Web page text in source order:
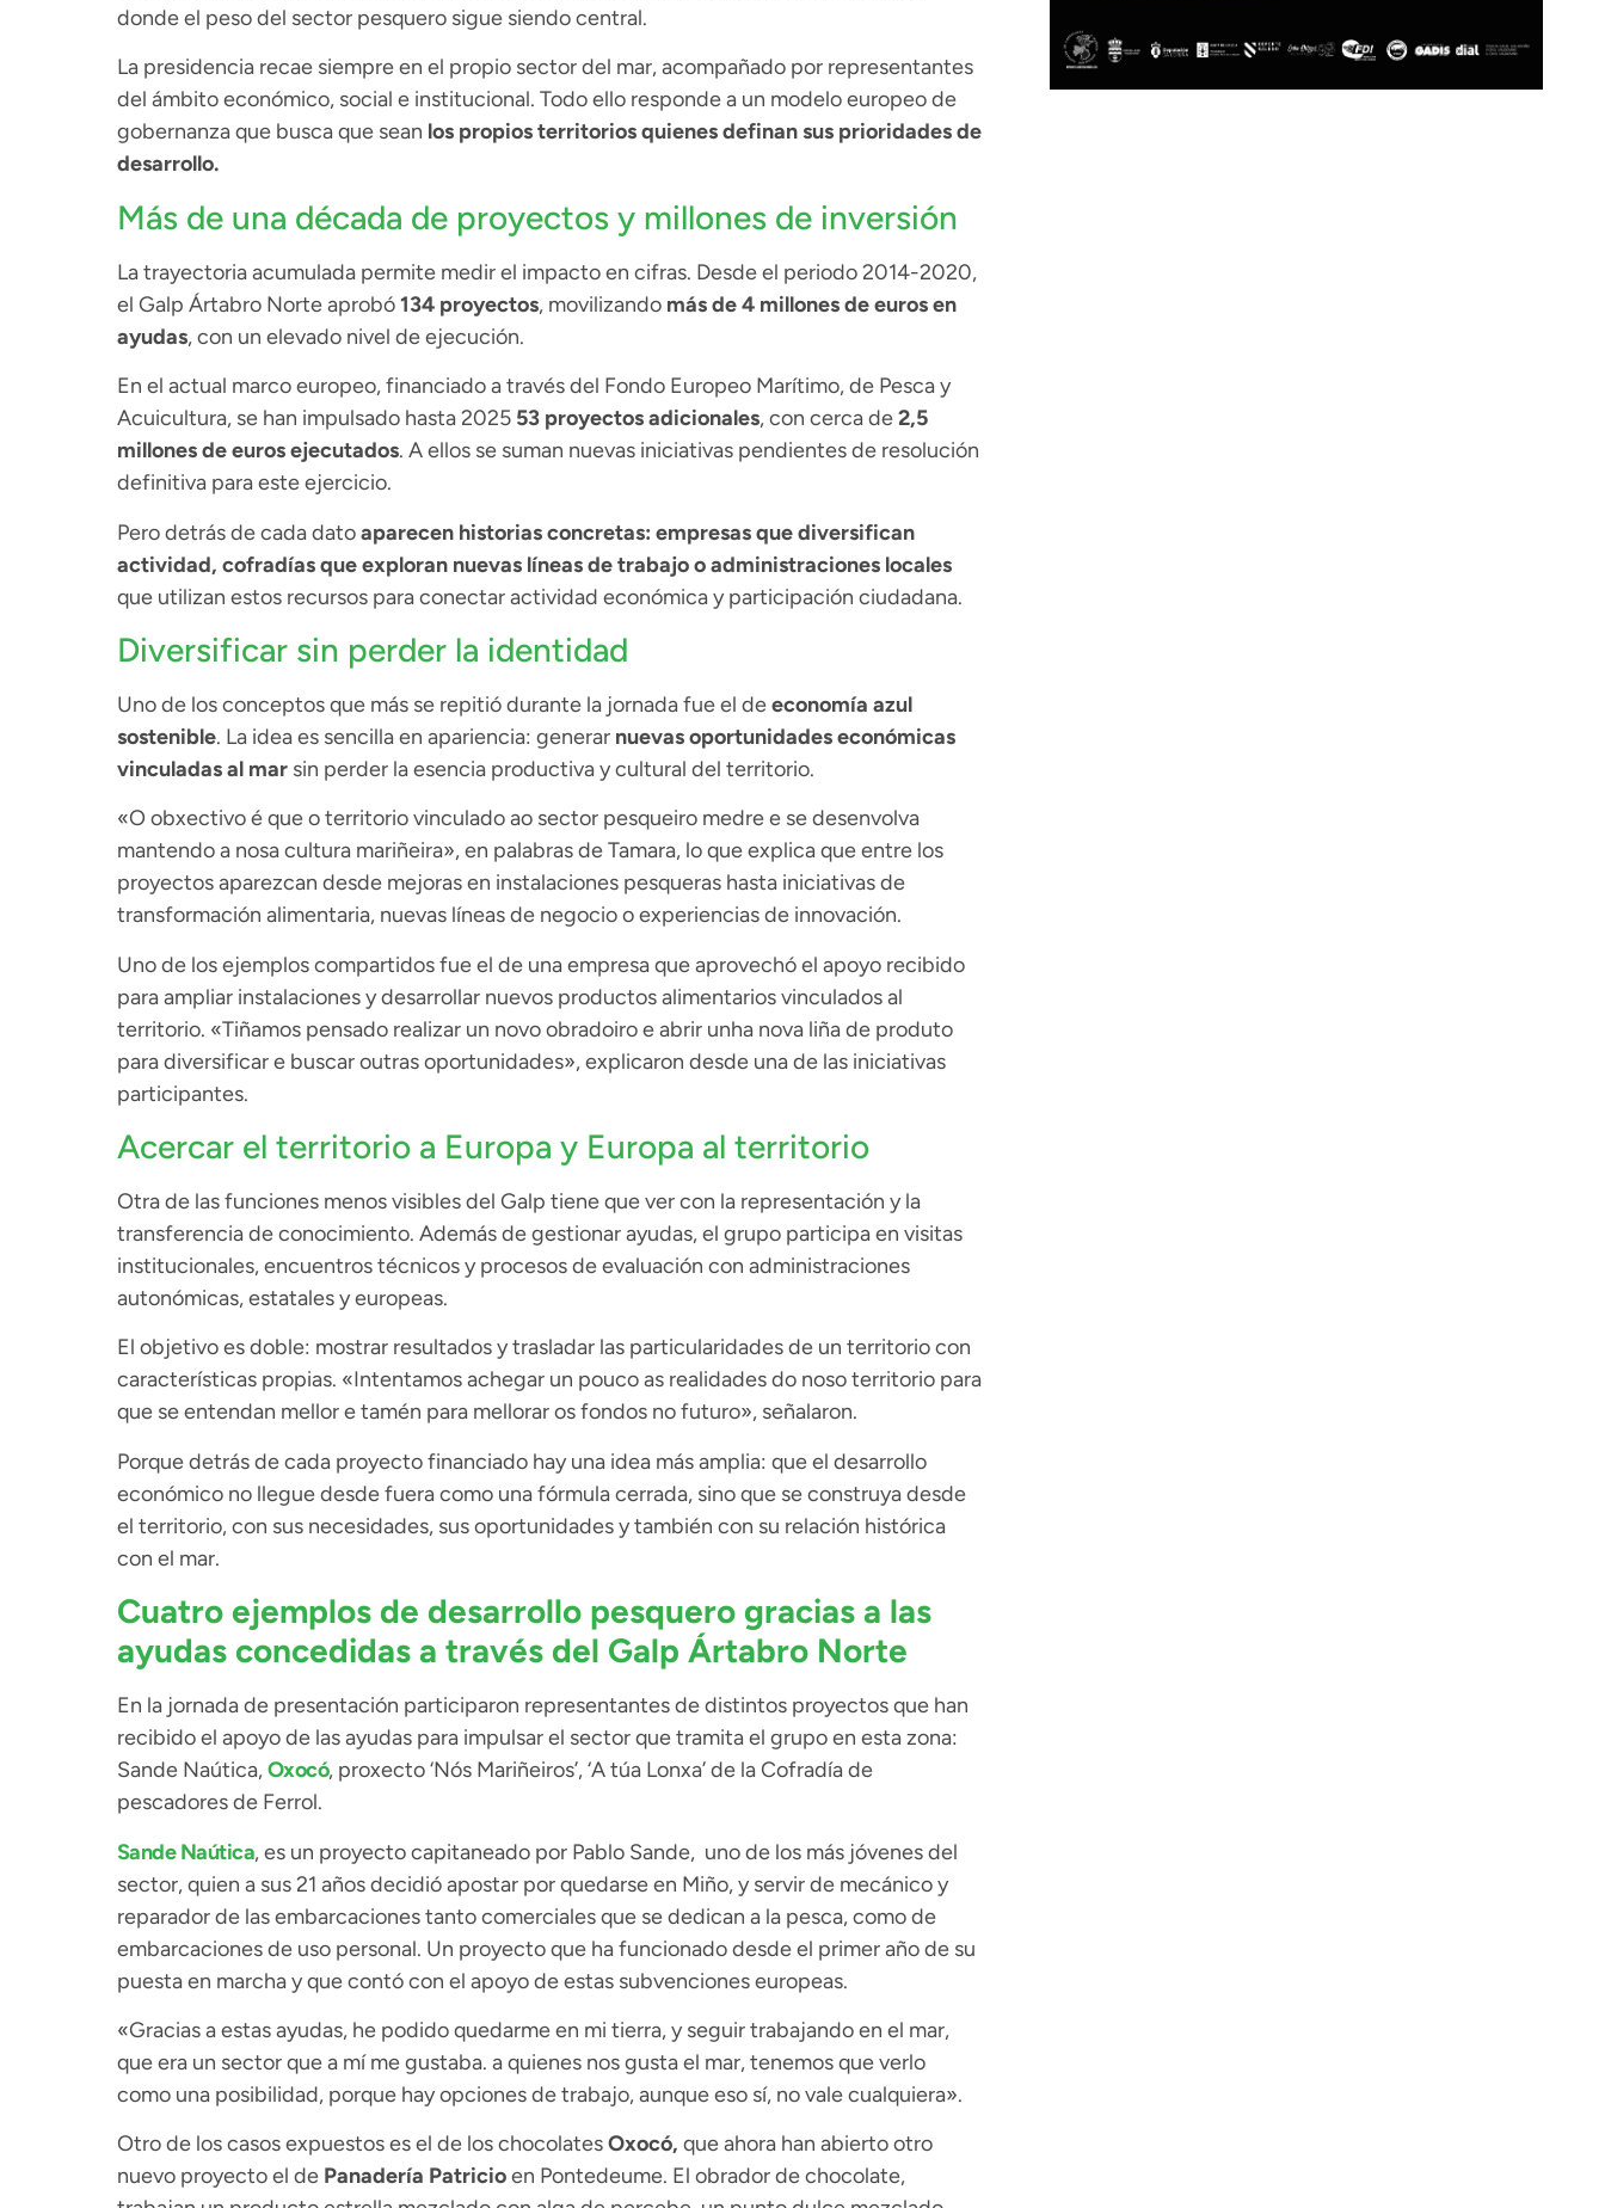
donde el peso del sector pesquero sigue siendo central.
La presidencia recae siempre en el propio sector del mar, acompañado por representantes
del ámbito económico, social e institucional. Todo ello responde a un modelo europeo de
gobernanza que busca que sean los propios territorios quienes definan sus prioridades de
desarrollo.
Más de una década de proyectos y millones de inversión
La trayectoria acumulada permite medir el impacto en cifras. Desde el periodo 2014-2020,
el Galp Ártabro Norte aprobó134 proyectos, movilizando más de 4 millones de euros en
ayudas, con un elevado nivel de ejecución.
En el actual marco europeo, financiado a través del Fondo Europeo Marítimo, de Pesca y
Acuicultura, se han impulsado hasta 2025 53 proyectos adicionales, con cerca de2,5
millones de euros ejecutados. A ellos se suman nuevas iniciativas pendientes de resolución
definitiva para este ejercicio.
Pero detrás de cada datoaparecen historias concretas: empresas que diversifican
actividad, cofradías que exploran nuevas líneas de trabajo o administraciones locales
que utilizan estos recursos para conectar actividad económica y participación ciudadana.
Diversificar sin perder la identidad
Uno de los conceptos que más se repitió durante la jornada fue el deeconomía azul
sostenible. La idea es sencilla en apariencia: generar nuevas oportunidades económicas
vinculadas al mar sin perder la esencia productiva y cultural del territorio.
«O obxectivo é que o territorio vinculado ao sector pesqueiro medre e se desenvolva
mantendo a nosa cultura mariñeira», en palabras de Tamara, lo que explica que entre los
proyectos aparezcan desde mejoras en instalaciones pesqueras hasta iniciativas de
transformación alimentaria, nuevas líneas de negocio o experiencias de innovación.
Uno de los ejemplos compartidos fue el de una empresa que aprovechó el apoyo recibido
para ampliar instalaciones y desarrollar nuevos productos alimentarios vinculados al
territorio. «Tiñamos pensado realizar un novo obradoiro e abrir unha nova liña de produto
para diversificar e buscar outras oportunidades», explicaron desde una de las iniciativas
participantes.
Acercar el territorio a Europa y Europa al territorio
Otra de las funciones menos visibles del Galp tiene que ver con la representación y la
transferencia de conocimiento. Además de gestionar ayudas, el grupo participa en visitas
institucionales, encuentros técnicos y procesos de evaluación con administraciones
autonómicas, estatales y europeas.
El objetivo es doble: mostrar resultados y trasladar las particularidades de un territorio con
características propias. «Intentamos achegar un pouco as realidades do noso territorio para
que se entendan mellor e tamén para mellorar os fondos no futuro», señalaron.
Porque detrás de cada proyecto financiado hay una idea más amplia: que el desarrollo
económico no llegue desde fuera como una fórmula cerrada, sino que se construya desde
el territorio, con sus necesidades, sus oportunidades y también con su relación histórica
con el mar.
Cuatro ejemplos de desarrollo pesquero gracias a las
ayudas concedidas a través del Galp Ártabro Norte
En la jornada de presentación participaron representantes de distintos proyectos que han
recibido el apoyo de las ayudas para impulsar el sector que tramita el grupo en esta zona:
Sande Naútica,Oxocó, proxecto ‘Nós Mariñeiros’, ‘A túa Lonxa’ de la Cofradía de
pescadores de Ferrol.
Sande Naútica, es un proyecto capitaneado por Pablo Sande, uno de los más jóvenes del
sector, quien a sus 21 años decidió apostar por quedarse en Miño, y servir de mecánico y
reparador de las embarcaciones tanto comerciales que se dedican a la pesca, como de
embarcaciones de uso personal. Un proyecto que ha funcionado desde el primer año de su
puesta en marcha y que contó con el apoyo de estas subvenciones europeas.
«Gracias a estas ayudas, he podido quedarme en mi tierra, y seguir trabajando en el mar,
que era un sector que a mí me gustaba. a quienes nos gusta el mar, tenemos que verlo
como una posibilidad, porque hay opciones de trabajo, aunque eso sí, no vale cualquiera».
Otro de los casos expuestos es el de los chocolatesOxocó, que ahora han abierto otro
nuevo proyecto el de Panadería Patricioen Pontedeume. El obrador de chocolate,